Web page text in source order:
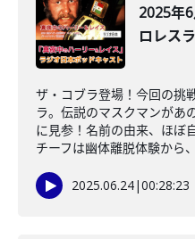
2025年
ロレスラ
ザ・コブラ登場！今回の挑
ラ。伝説のマスクマンがあ
に見参！名前の由来、ほぼ
チーフは幽体離脱体験から
2025.06.24|00:28:23